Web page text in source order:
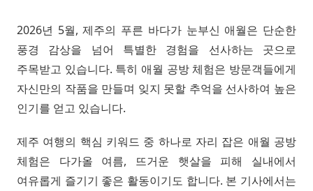
2026년 5월, 제주의 푸른 바다가 눈부신 애월은 단순한
풍경 감상을 넘어 특별한 경험을 선사하는 곳으로
주목받고 있습니다. 특히 애월 공방 체험은 방문객들에게
자신만의 작품을 만들며 잊지 못할 추억을 선사하여 높은
인기를 얻고 있습니다.
제주 여행의 핵심 키워드 중 하나로 자리 잡은 애월 공방
체험은 다가올 여름, 뜨거운 햇살을 피해 실내에서
여유롭게 즐기기 좋은 활동이기도 합니다. 본 기사에서는